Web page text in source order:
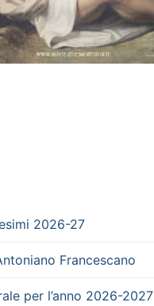
2026-27
Francescano
per l’anno 2026-2027